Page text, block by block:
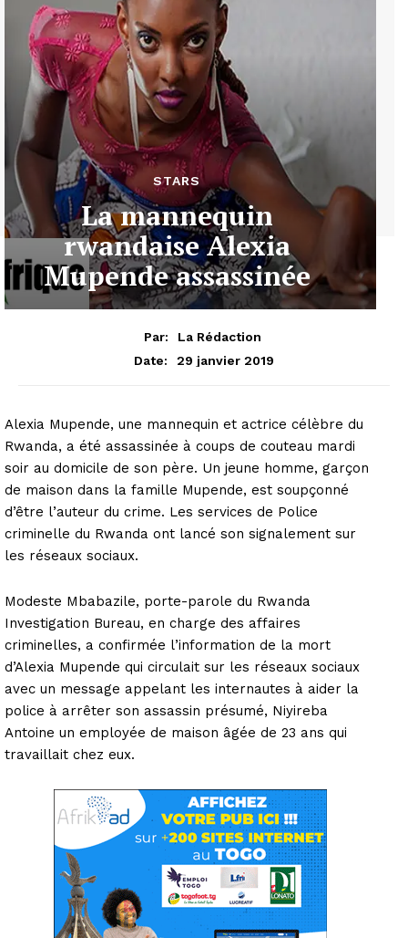
STARS
La mannequin
rwandaise Alexia
Mupende assassinée
Par:
La Rédaction
Date:
29 janvier 2019
Alexia Mupende, une mannequin et actrice célèbre du
Rwanda, a été assassinée à coups de couteau mardi
soir au domicile de son père. Un jeune homme, garçon
de maison dans la famille Mupende, est soupçonné
d’être l’auteur du crime. Les services de Police
criminelle du Rwanda ont lancé son signalement sur
les réseaux sociaux.
Modeste Mbabazile, porte-parole du Rwanda
Investigation Bureau, en charge des affaires
criminelles, a confirmée l’information de la mort
d’Alexia Mupende qui circulait sur les réseaux sociaux
avec un message appelant les internautes à aider la
police à arrêter son assassin présumé, Niyireba
Antoine un employée de maison âgée de 23 ans qui
travaillait chez eux.